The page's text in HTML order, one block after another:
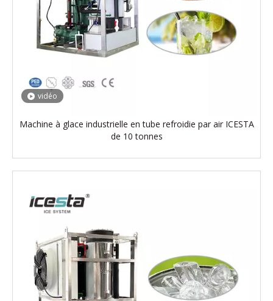
vidéo
Machine à glace industrielle en tube refroidie par air ICESTA
de 10 tonnes